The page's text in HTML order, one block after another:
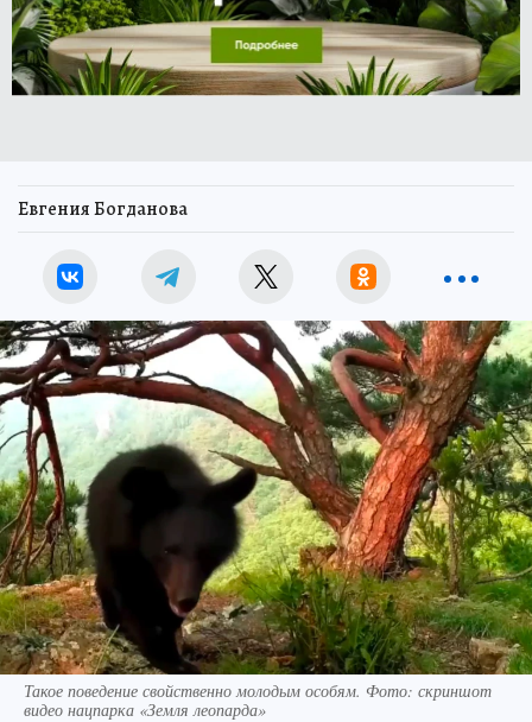
Евгения Богданова
Такое поведение свойственно молодым особям. Фото: скриншот
видео нацпарка «Земля леопарда»